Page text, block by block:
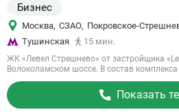
Бизнес
Москва, СЗАО, Покровское-
Тушинская
15 мин.
ЖК «Левел Стрешнево» от застройщика
Волоколамском шоссе. В состав
Показать